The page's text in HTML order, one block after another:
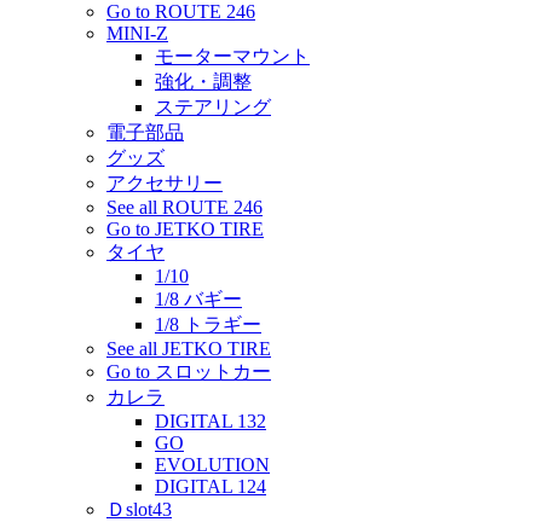
Go to ROUTE 246
MINI-Z
モーターマウント
強化・調整
ステアリング
電子部品
グッズ
アクセサリー
See all ROUTE 246
Go to JETKO TIRE
タイヤ
1/10
1/8 バギー
1/8 トラギー
See all JETKO TIRE
Go to スロットカー
カレラ
DIGITAL 132
GO
EVOLUTION
DIGITAL 124
Ｄslot43